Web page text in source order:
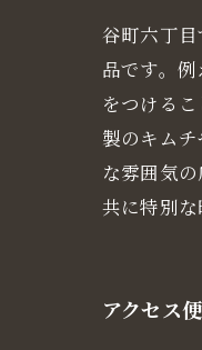
谷町六丁
品です。
をつける
製のキム
な雰囲気
共に特別な
アクセス